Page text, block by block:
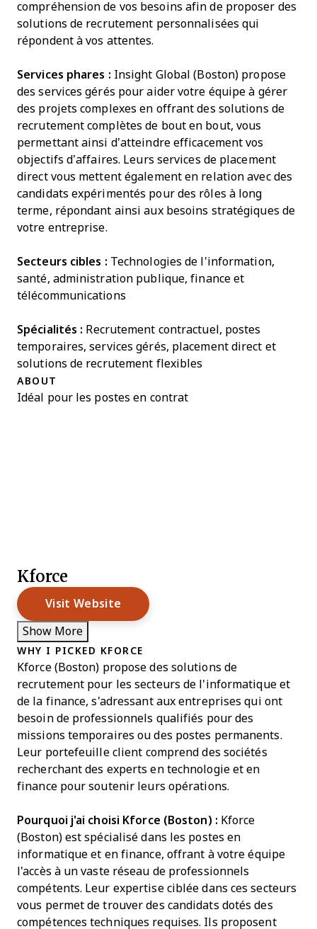
compréhension de vos besoins afin de proposer des
solutions de recrutement personnalisées qui
répondent à vos attentes.
Services phares : Insight Global (Boston) propose
des services gérés pour aider votre équipe à gérer
des projets complexes en offrant des solutions de
recrutement complètes de bout en bout, vous
permettant ainsi d’atteindre efficacement vos
objectifs d’affaires. Leurs services de placement
direct vous mettent également en relation avec des
candidats expérimentés pour des rôles à long
terme, répondant ainsi aux besoins stratégiques de
votre entreprise.
Secteurs cibles : Technologies de l'information,
santé, administration publique, finance et
télécommunications
Spécialités : Recrutement contractuel, postes
temporaires, services gérés, placement direct et
solutions de recrutement flexibles
ABOUT
Idéal pour les postes en contrat
Kforce
Visit Website
Show More
WHY I PICKED KFORCE
Kforce (Boston) propose des solutions de
recrutement pour les secteurs de l'informatique et
de la finance, s'adressant aux entreprises qui ont
besoin de professionnels qualifiés pour des
missions temporaires ou des postes permanents.
Leur portefeuille client comprend des sociétés
recherchant des experts en technologie et en
finance pour soutenir leurs opérations.
Pourquoi j'ai choisi Kforce (Boston) : Kforce
(Boston) est spécialisé dans les postes en
informatique et en finance, offrant à votre équipe
l'accès à un vaste réseau de professionnels
compétents. Leur expertise ciblée dans ces secteurs
vous permet de trouver des candidats dotés des
compétences techniques requises. Ils proposent